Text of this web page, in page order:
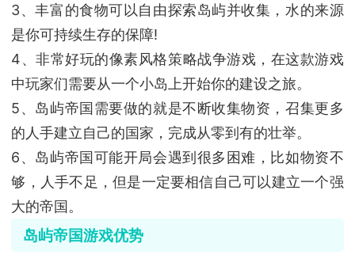
3、丰富的食物可以自由探索岛屿并收集，水的来源
是你可持续生存的保障!
4、非常好玩的像素风格策略战争游戏，在这款游戏
中玩家们需要从一个小岛上开始你的建设之旅。
5、岛屿帝国需要做的就是不断收集物资，召集更多
的人手建立自己的国家，完成从零到有的壮举。
6、岛屿帝国可能开局会遇到很多困难，比如物资不
够，人手不足，但是一定要相信自己可以建立一个强
大的帝国。
岛屿帝国游戏优势